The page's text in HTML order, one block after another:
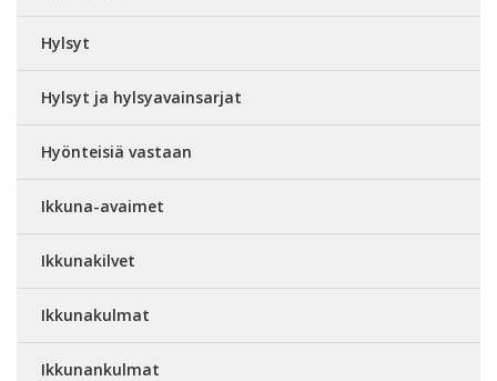
Hylsyt
Hylsyt ja hylsyavainsarjat
Hyönteisiä vastaan
Ikkuna-avaimet
Ikkunakilvet
Ikkunakulmat
Ikkunankulmat